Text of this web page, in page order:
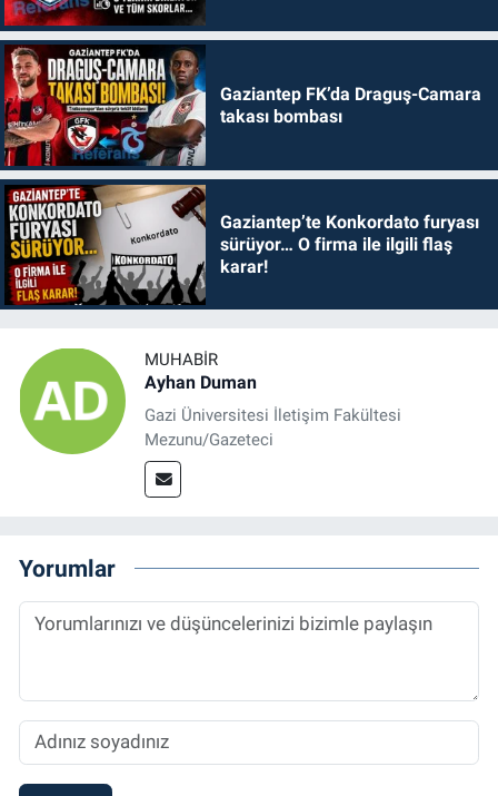
Gaziantep FK’da Draguş-Camara
takası bombası
Gaziantep’te Konkordato furyası
sürüyor… O firma ile ilgili flaş
karar!
MUHABIR
Ayhan Duman
Gazi Üniversitesi İletişim Fakültesi
Mezunu/Gazeteci
Yorumlar